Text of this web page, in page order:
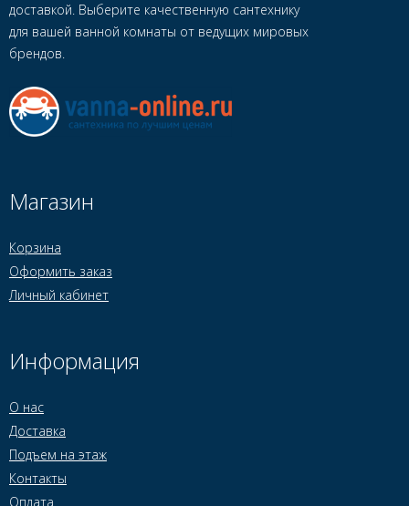
доставкой. Выберите качественную сантехнику
для вашей ванной комнаты от ведущих мировых
брендов.
Магазин
Корзина
Оформить заказ
Личный кабинет
Информация
О нас
Доставка
Подъем на этаж
Контакты
Оплата